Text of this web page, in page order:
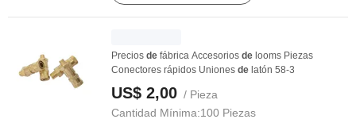
Precios de fábrica Accesorios de looms Piezas
Conectores rápidos Uniones de latón 58-3
US$ 2,00 / Pieza
Cantidad Mínima:100 Piezas